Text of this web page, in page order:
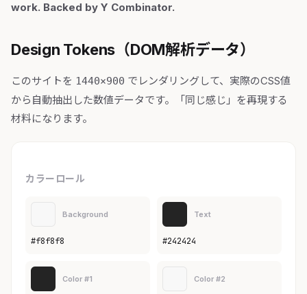
work. Backed by Y Combinator.
Design Tokens（DOM解析データ）
このサイトを 1440×900 でレンダリングして、実際のCSS値
から自動抽出した数値データです。「同じ感じ」を再現する
材料になります。
カラーロール
Background
#f8f8f8
Text
#242424
Color #1 Color #2